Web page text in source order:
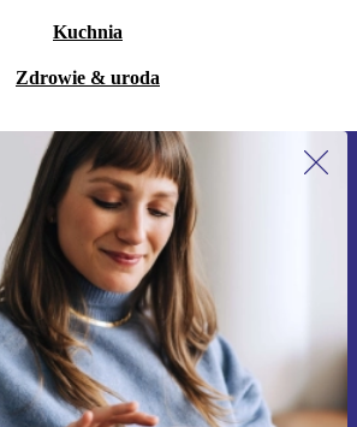
Kuchnia
Zdrowie & uroda
się na nasz newsletter!
przegap żadnej oferty.
Zarejestruj się
danych osobowych znajdują się w